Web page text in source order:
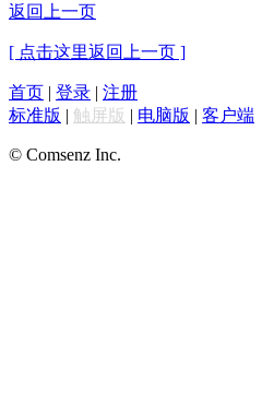
返回上一页
[ 点击这里返回上一页 ]
首页 | 登录 | 注册
标准版 | 触屏版 | 电脑版 | 客户端
© Comsenz Inc.